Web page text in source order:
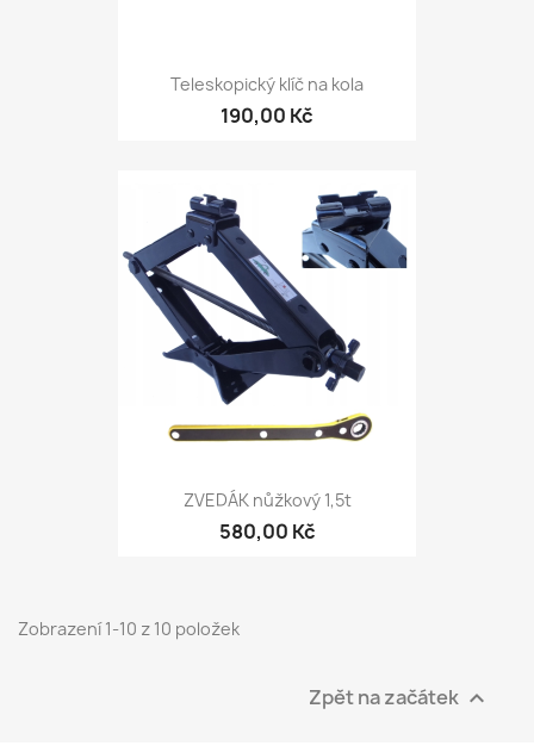
Teleskopický klíč na kola
190,00 Kč
ZVEDÁK nůžkový 1,5t
580,00 Kč
Zobrazení 1-10 z 10 položek
Zpět na začátek 